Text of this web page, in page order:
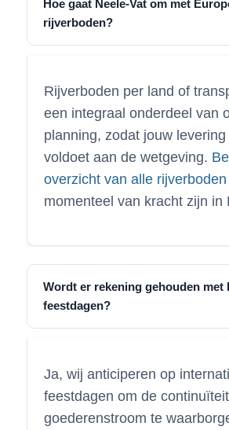
Hoe gaat Neele-Vat om met
rijverboden?
Rijverboden per land of
een integraal onderdeel van
planning, zodat jouw levering
voldoet aan de wetgeving.
overzicht van alle rijverboden
momenteel van kracht zijn in
Wordt er rekening gehouden met
feestdagen?
Ja, wij anticiperen op
feestdagen om de
goederenstroom te